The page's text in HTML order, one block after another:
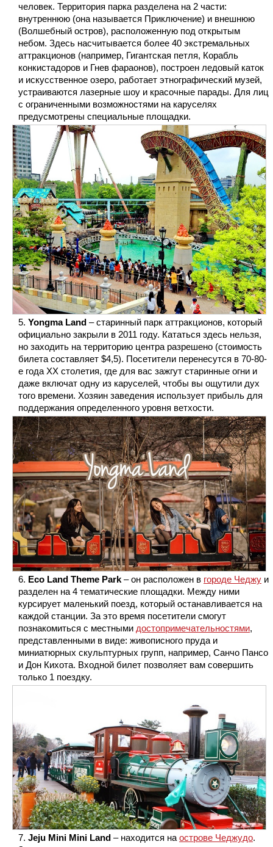
человек. Территория парка разделена на 2 части:
внутреннюю (она называется Приключение) и внешнюю
(Волшебный остров), расположенную под открытым
небом. Здесь насчитывается более 40 экстремальных
аттракционов (например, Гигантская петля, Корабль
конкистадоров и Гнев фараонов), построен ледовый каток
и искусственное озеро, работает этнографический музей,
устраиваются лазерные шоу и красочные парады. Для лиц
с ограниченными возможностями на каруселях
предусмотрены специальные площадки.
Yongma Land – старинный парк аттракционов, который
официально закрыли в 2011 году. Кататься здесь нельзя,
но заходить на территорию центра разрешено (стоимость
билета составляет $4,5). Посетители перенесутся в 70-80-
е года XX столетия, где для вас зажгут старинные огни и
даже включат одну из каруселей, чтобы вы ощутили дух
того времени. Хозяин заведения использует прибыль для
поддержания определенного уровня ветхости.
Eco Land Theme Park– он расположен в городе Чеджу и
разделен на 4 тематические площадки. Между ними
курсирует маленький поезд, который останавливается на
каждой станции. За это время посетители смогут
познакомиться с местными достопримечательностями,
представленными в виде: живописного пруда и
миниатюрных скульптурных групп, например, Санчо Пансо
и Дон Кихота. Входной билет позволяет вам совершить
только 1 поездку.
Jeju Mini Mini Land – находится на острове Чеджудо.